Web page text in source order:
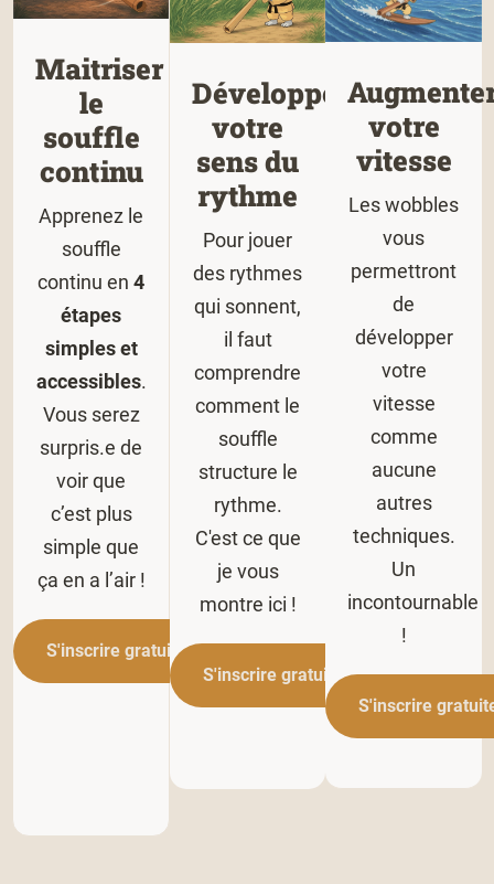
Maitriser
le
souffle
continu
Apprenez le
souffle
continu en4
étapes
simples et
accessibles.
Vous serez
surpris.e de
voir que
c’est plus
simple que
ça en a l’air !
S'inscrire gratuitement
Développer
votre
sens du
rythme
Pour jouer
des rythmes
qui sonnent,
il faut
comprendre
comment le
souffle
structure le
rythme.
C'est ce que
je vous
montre ici !
S'inscrire gratuitement
votre
vitesse
Les wobbles
vous
permettront
de
développer
votre
vitesse
comme
aucune
autres
techniques.
Un
incontournable
!
S'inscrire